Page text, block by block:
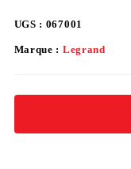
UGS : 067001
Marque : Legrand